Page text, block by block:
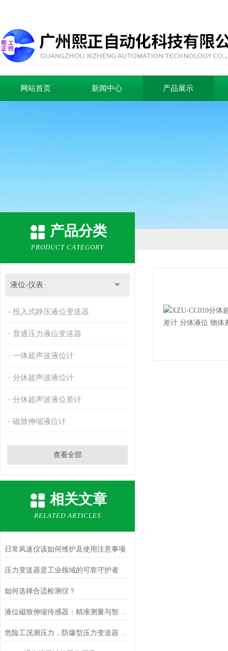
网站首页 新闻中心 产品展示
产品分类
PRODUCT CATEGORY
液位-仪表
投入式静压液位变送器
普通压力液位变送器
一体超声波液位计
分休超声波液位计
分休超声波液位差计
磁致伸缩液位计
查看全部
相关文章
RELATED ARTICLES
日常风速仪该如何维护及使用注意事项
压力变送器是工业领域的可靠守护者
如何选择合适检测仪？
液位磁致伸缩传感器：精准测量与智能应用
危险工况测压力，防爆型压力变送器更安心